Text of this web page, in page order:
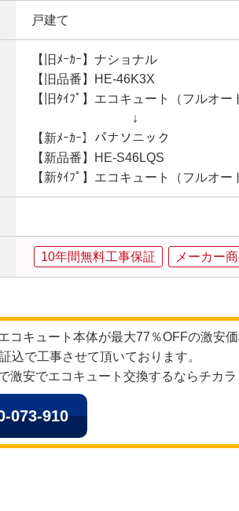
戸建て
【旧ﾒｰｶｰ】ナショナル
【旧品番】HE-46K3X
【旧ﾀｲﾌﾟ】エコキュート（フルオー
↓
【新ﾒｰｶｰ】パナソニック
【新品番】HE-S46LQS
【新ﾀｲﾌﾟ】エコキュート（フルオー
10年間無料工事保証 メーカー
コキュート本体が最大77％OFFの激安価
込で工事させて頂いております。
激安でエコキュート交換するならチカラ
073-910